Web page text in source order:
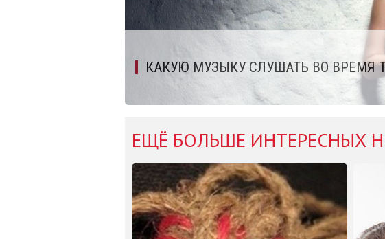
КАКУЮ МУЗЫКУ СЛУШАТЬ ВО ВРЕМЯ
ЕЩЁ БОЛЬШЕ ИНТЕРЕСНЫХ